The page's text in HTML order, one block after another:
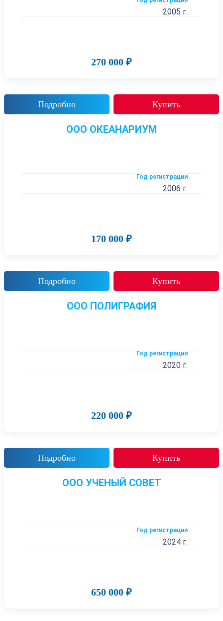
2005 г.
270 000 ₽
Подробно Купить
ООО ОКЕАНАРИУМ
Год регистрации
2006 г.
170 000 ₽
Подробно Купить
ООО ПОЛИГРАФИЯ
Год регистрации
2020 г.
220 000 ₽
Подробно Купить
ООО УЧЕНЫЙ СОВЕТ
Год регистрации
2024 г.
650 000 ₽